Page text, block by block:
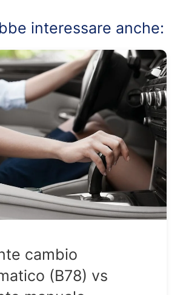
interessare anche:
cambio
(B78) vs